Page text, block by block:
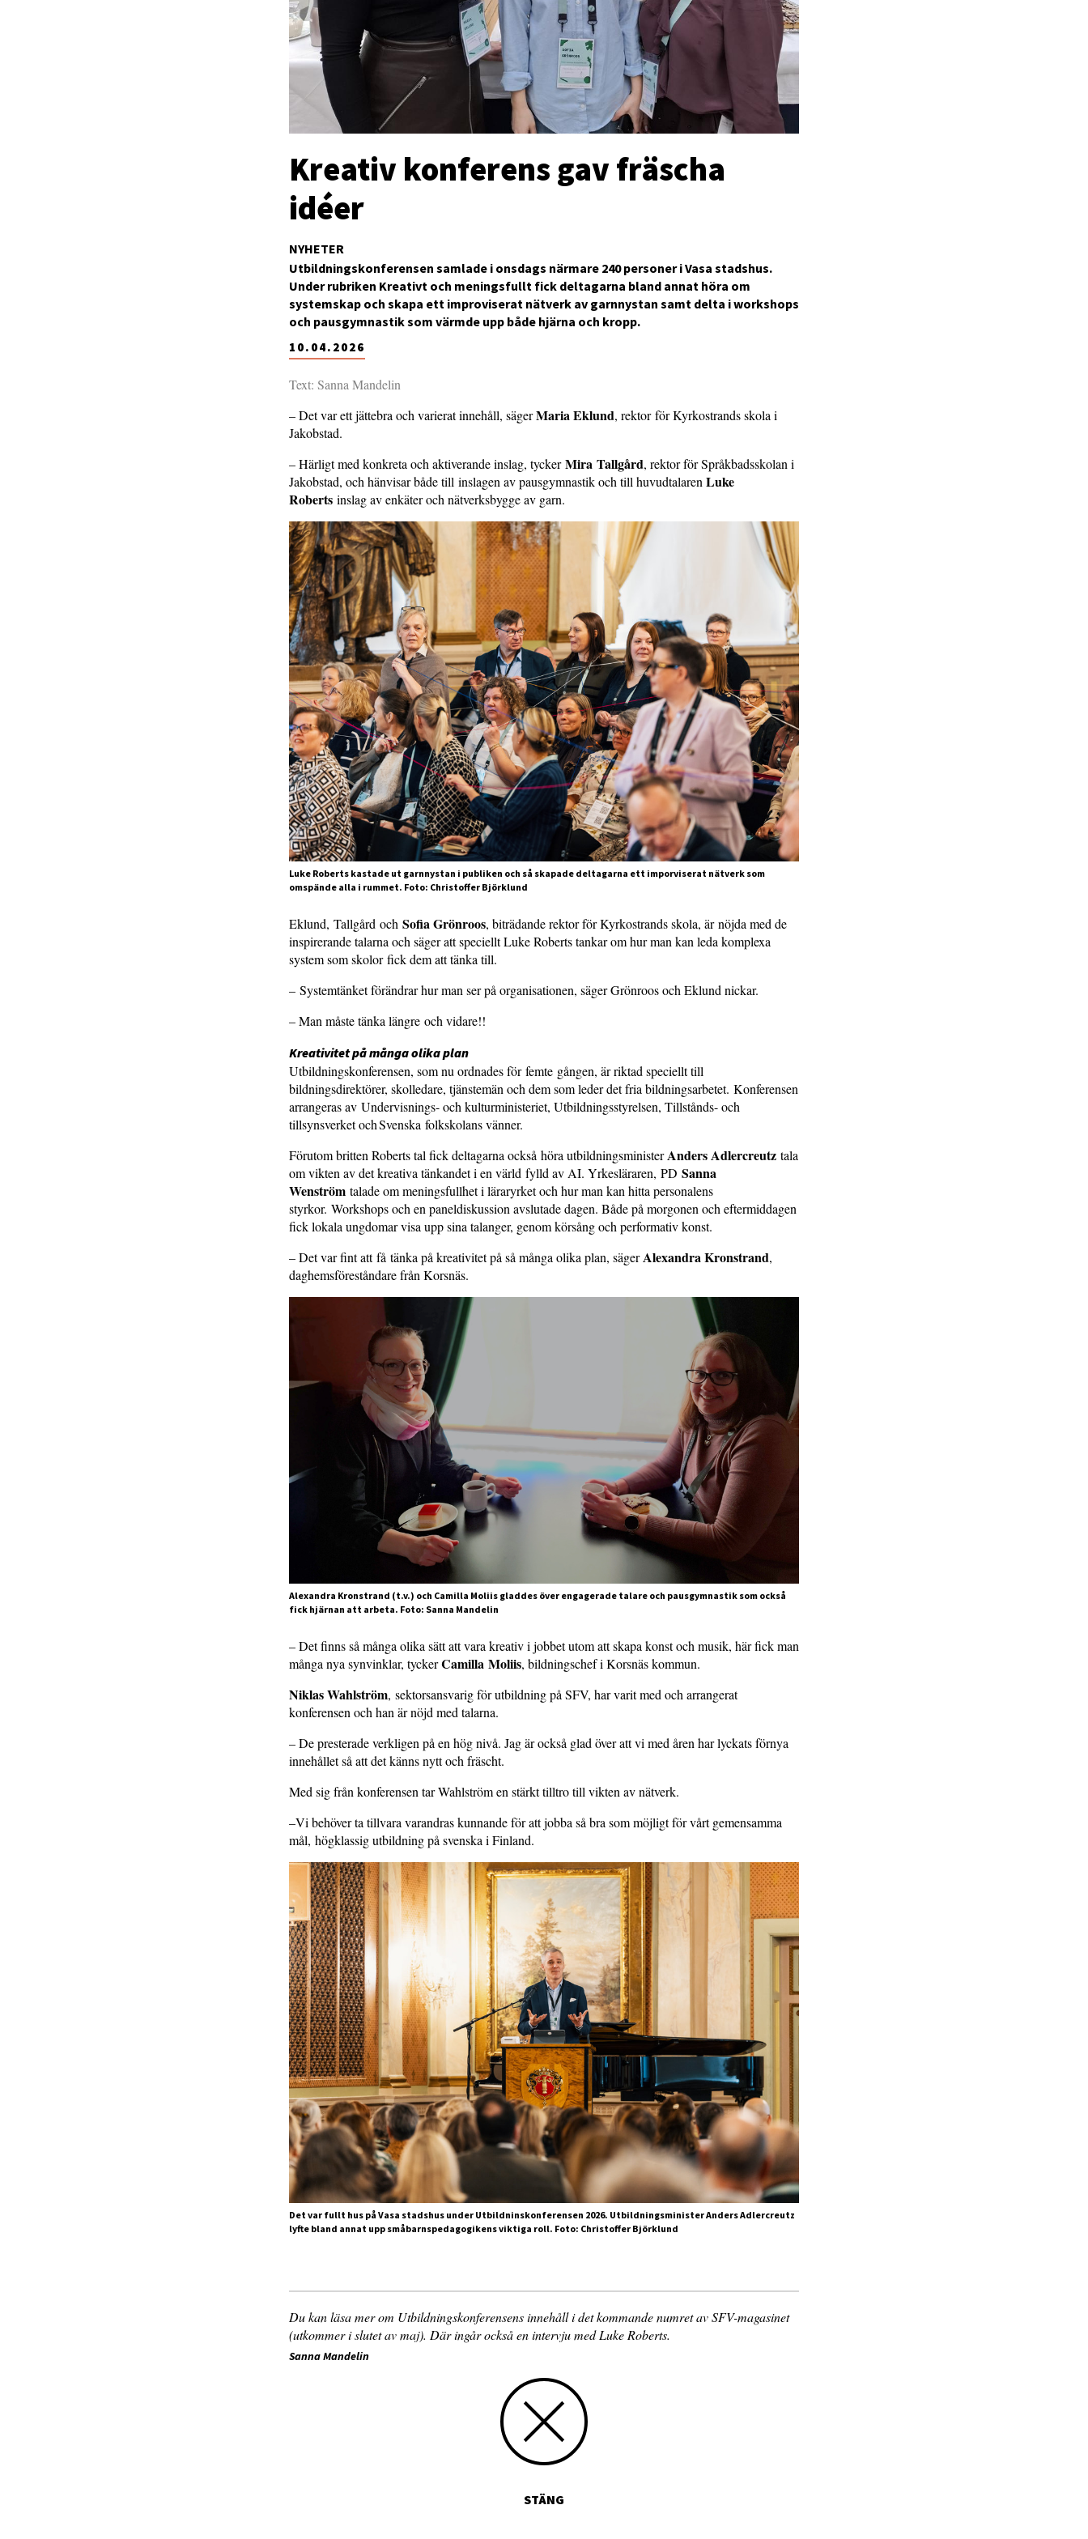
NYHETER
Kreativ konferens gav fräscha
idéer
10.04.2026
Utbildningskonferensen samlade i onsdags närmare 240 personer i Vasa stadshus.
Under rubriken Kreativt och meningsfullt fick deltagarna bland annat höra om
systemskap och skapa ett improviserat nätverk av garnnystan samt delta i workshops
och pausgymnastik som värmde upp både hjärna och kropp.
Text: Sanna Mandelin
– Det var ett jättebra och varierat innehåll, sägerMaria Eklund, rektor för Kyrkostrands skola i
Jakobstad.
– Härligt med konkreta och aktiverande inslag, tyckerMira Tallgård, rektor för Språkbadsskolan i
Jakobstad, och hänvisar både till inslagen av pausgymnastik och till huvudtalaren Luke
Roberts inslag av enkäter och nätverksbygge av garn.
Luke Roberts kastade ut garnnystan i publiken och så skapade deltagarna ett imporviserat nätverk som
omspände alla i rummet. Foto: Christoffer Björklund
Eklund, Tallgård och Sofia Grönroos, biträdande rektor för Kyrkostrands skola, är nöjda med de
inspirerande talarna och säger att speciellt Luke Roberts tankar om hur man kan leda komplexa
system som skolor fick dem att tänka till.
– Systemtänket förändrar hur man ser på organisationen, säger Grönroos och Eklund nickar.
– Man måste tänka längre och vidare!!
Kreativitet på många olika plan
Utbildningskonferensen, som nu ordnades för femte gången, är riktad speciellt till
bildningsdirektörer, skolledare, tjänstemän och dem som leder det fria bildningsarbetet. Konferensen
arrangeras av Undervisnings- och kulturministeriet, Utbildningsstyrelsen, Tillstånds- och
tillsynsverket och Svenska folkskolans vänner.
Förutom britten Roberts tal fick deltagarna också höra utbildningsministerAnders Adlercreutz tala
om vikten av det kreativa tänkandet i en värld fylld av AI. Yrkesläraren, PD Sanna
Wenström talade om meningsfullhet i läraryrket och hur man kan hitta personalens
styrkor. Workshops och en paneldiskussion avslutade dagen. Både på morgonen och eftermiddagen
fick lokala ungdomar visa upp sina talanger, genom körsång och performativ konst.
– Det var fint att få tänka på kreativitet på så många olika plan, sägerAlexandra Kronstrand,
daghemsföreståndare från Korsnäs.
Alexandra Kronstrand (t.v.) och Camilla Moliis gladdes över engagerade talare och pausgymnastik som också
fick hjärnan att arbeta. Foto: Sanna Mandelin
– Det finns så många olika sätt att vara kreativ i jobbet utom att skapa konst och musik, här fick man
många nya synvinklar, tyckerCamilla Moliis, bildningschef i Korsnäs kommun.
Niklas Wahlström, sektorsansvarig för utbildning på SFV, har varit med och arrangerat
konferensen och han är nöjd med talarna.
– De presterade verkligen på en hög nivå. Jag är också glad över att vi med åren har lyckats förnya
innehållet så att det känns nytt och fräscht.
Med sig från konferensen tar Wahlström en stärkt tilltro till vikten av nätverk.
–Vi behöver ta tillvara varandras kunnande för att jobba så bra som möjligt för vårt gemensamma
mål, högklassig utbildning på svenska i Finland.
Det var fullt hus på Vasa stadshus under Utbildninskonferensen 2026. Utbildningsminister Anders Adlercreutz
lyfte bland annat upp småbarnspedagogikens viktiga roll. Foto: Christoffer Björklund
Du kan läsa mer om Utbildningskonferensens innehåll i det kommande numret av SFV-magasinet
(utkommer i slutet av maj). Där ingår också en intervju med Luke Roberts.
Sanna Mandelin
STÄNG